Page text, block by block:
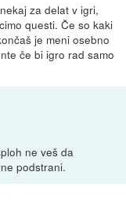
za delat v igri,
questi. Če so kaki
je meni osebno
če bi igro rad samo
ne veš da
podstrani.